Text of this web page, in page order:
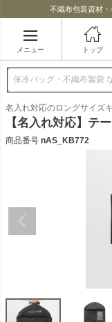
不織布包装資材・
メニュー トップ
名入れ対応のロングサイズ
【名入れ対応】テ
商品番号 nAS_KB772